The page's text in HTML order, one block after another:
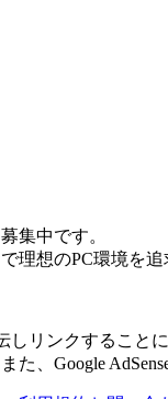
集中です。
理想のPC環境を追
しリンクするこ
た、Google